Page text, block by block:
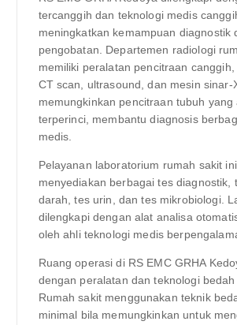
tercanggih dan teknologi medis
meningkatkan kemampuan diagnostik
pengobatan. Departemen radiologi
memiliki peralatan pencitraan
CT scan, ultrasound, dan mesin sinar-
memungkinkan pencitraan tubuh yang
terperinci, membantu diagnosis
medis.
Pelayanan laboratorium rumah sakit
menyediakan berbagai tes diagnostik,
darah, tes urin, dan tes mikrobiologi.
dilengkapi dengan alat analisa
oleh ahli teknologi medis
Ruang operasi di RS EMC GRHA
dengan peralatan dan teknologi
Rumah sakit menggunakan teknik
minimal bila memungkinkan untuk